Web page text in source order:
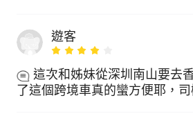
遊客
這次和姊妹從深圳南山要去
了這個跨境車真的蠻方便耶，